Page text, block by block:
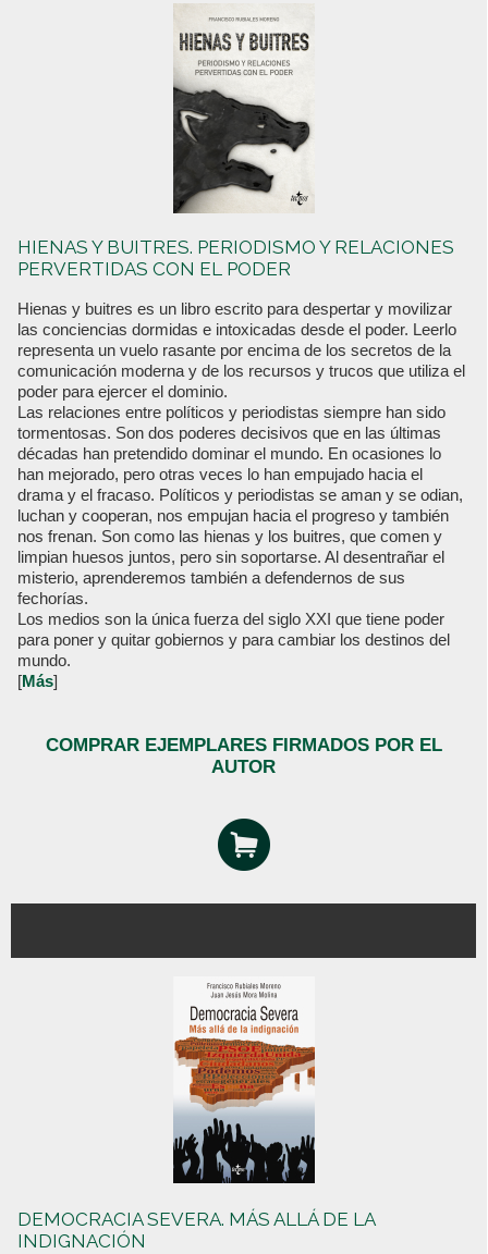
HIENAS Y BUITRES. PERIODISMO Y RELACIONES
PERVERTIDAS CON EL PODER
Hienas y buitres es un libro escrito para despertar y movilizar
las conciencias dormidas e intoxicadas desde el poder. Leerlo
representa un vuelo rasante por encima de los secretos de la
comunicación moderna y de los recursos y trucos que utiliza el
poder para ejercer el dominio.
Las relaciones entre políticos y periodistas siempre han sido
tormentosas. Son dos poderes decisivos que en las últimas
décadas han pretendido dominar el mundo. En ocasiones lo
han mejorado, pero otras veces lo han empujado hacia el
drama y el fracaso. Políticos y periodistas se aman y se odian,
luchan y cooperan, nos empujan hacia el progreso y también
nos frenan. Son como las hienas y los buitres, que comen y
limpian huesos juntos, pero sin soportarse. Al desentrañar el
misterio, aprenderemos también a defendernos de sus
fechorías.
Los medios son la única fuerza del siglo XXI que tiene poder
para poner y quitar gobiernos y para cambiar los destinos del
mundo.
[Más]
COMPRAR EJEMPLARES FIRMADOS POR EL
AUTOR
DEMOCRACIA SEVERA. MÁS ALLÁ DE LA
INDIGNACIÓN